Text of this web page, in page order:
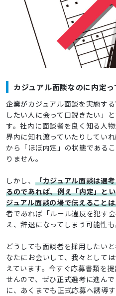
カジュアル面談なのに内定
企業がカジュアル面談を実施す
したい人に会って口説きたい」
す。社内に面談者を良く知る人
界内に知れ渡っていたりしてい
から「ほぼ内定」の状態である
りません。
しかし、 「カジュアル面談は選
るのであれば、例え「内定」と
ジュアル面談の場で伝えること
者であれば「ルール違反を犯す
え、辞退になってしまう可能性も
どうしても面談者を採用したい
なたにお会いして、我々として
えています。今すぐ応募書類を
せんので、ぜひ正式選考に進ん
に、あくまでも正式応募へ誘導